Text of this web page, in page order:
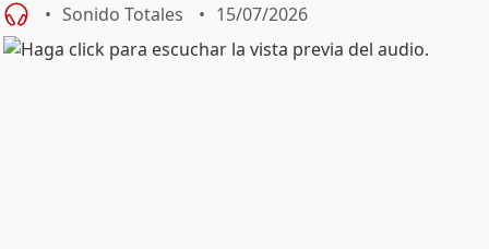
Sonido Totales 15/07/2026